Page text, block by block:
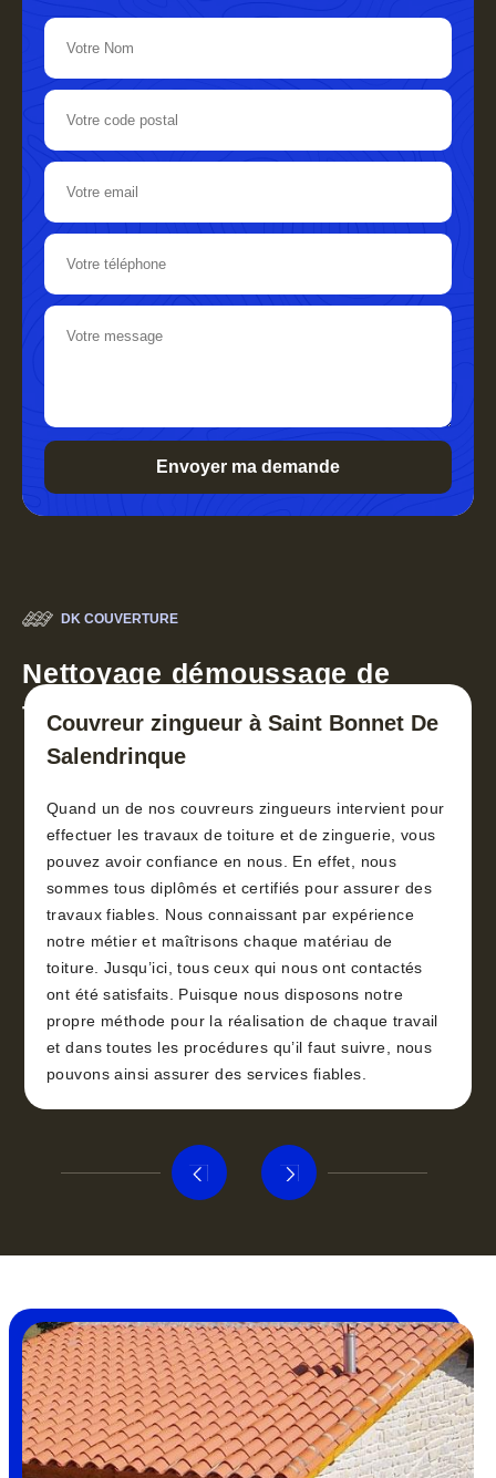
DK COUVERTURE
Nettoyage démoussage de
toiture 30
Couvreur zingueur à Saint Bonnet De
Salendrinque
Quand un de nos couvreurs zingueurs intervient pour
effectuer les travaux de toiture et de zinguerie, vous
pouvez avoir confiance en nous. En effet, nous
sommes tous diplômés et certifiés pour assurer des
travaux fiables. Nous connaissant par expérience
notre métier et maîtrisons chaque matériau de
toiture. Jusqu’ici, tous ceux qui nous ont contactés
ont été satisfaits. Puisque nous disposons notre
propre méthode pour la réalisation de chaque travail
et dans toutes les procédures qu’il faut suivre, nous
pouvons ainsi assurer des services fiables.